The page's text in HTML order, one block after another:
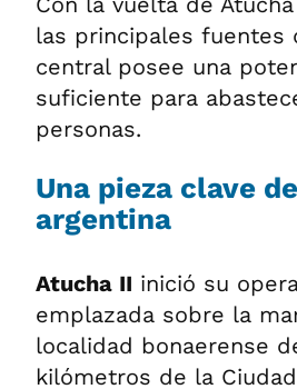
las principales fuentes
central posee una
suficiente para
personas.
Una pieza clave
argentina
Atucha II inició su
emplazada sobre la
localidad bonaerense
kilómetros de la